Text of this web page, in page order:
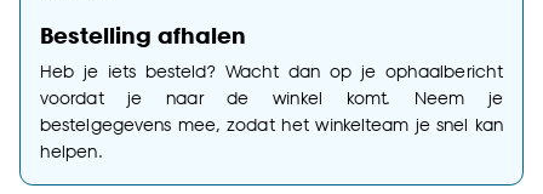
Bestelling afhalen
Heb je iets besteld? Wacht dan op je ophaalbericht
voordat je naar de winkel komt. Neem je
bestelgegevens mee, zodat het winkelteam je snel kan
helpen.